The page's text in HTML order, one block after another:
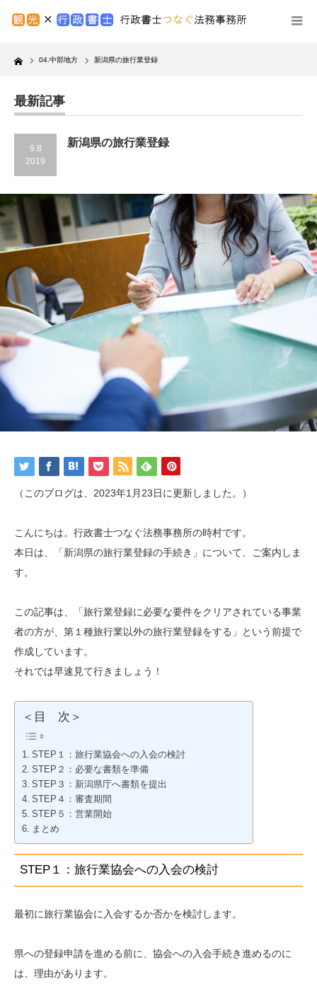
Home 04.中部地方 新潟県の旅行業登録
最新記事
9.8
2019
新潟県の旅行業登録
（このブログは、2023年1月23日に更新しました。）
こんにちは。行政書士つなぐ法務事務所の時村です。
本日は、「新潟県の旅行業登録の手続き」について、ご案内しま
す。
この記事は、「旅行業登録に必要な要件をクリアされている事業
者の方が、第１種旅行業以外の旅行業登録をする」という前提で
作成しています。
それでは早速見て行きましょう！
＜目 次＞
STEP１：旅行業協会への入会の検討
STEP２：必要な書類を準備
STEP３：新潟県庁へ書類を提出
STEP４：審査期間
STEP５：営業開始
まとめ
STEP１：旅行業協会への入会の検討
最初に旅行業協会に入会するか否かを検討します。
県への登録申請を進める前に、協会への入会手続き進めるのに
は、理由があります。